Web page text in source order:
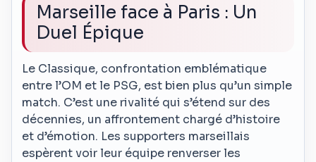
Marseille face à Paris : Un
Duel Épique
Le Classique, confrontation emblématique
entre l’OM et le PSG, est bien plus qu’un simple
match. C’est une rivalité qui s’étend sur des
décennies, un affrontement chargé d’histoire
et d’émotion. Les supporters marseillais
espèrent voir leur équipe renverser les